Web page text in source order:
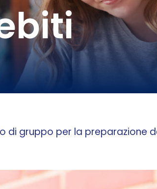
di gruppo per la